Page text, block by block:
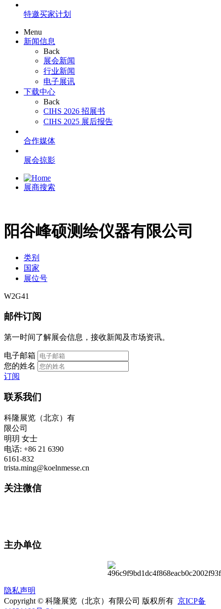
特邀买家计划
Menu
新闻信息
Back
展会新闻
行业新闻
电子展讯
下载中心
Back
CIHS 2026 招展书
CIHS 2025 展后报告
合作媒体
展会掠影
展商搜索
阳谷峰硕测绘仪器有限公司
类别
国家
展位号
W2G41
邮件订阅
第一时间了解展会信息，接收新闻及市场资讯。
电子邮箱
您的姓名
订阅
联系我们
科隆展览（北京）有
限公司
明玥 女士
电话: +86 21 6390
6161-832
trista.ming@koelnmesse.cn
关注微信
主办单位
隐私声明
Copyright © 科隆展览（北京）有限公司 版权所有 京ICP备